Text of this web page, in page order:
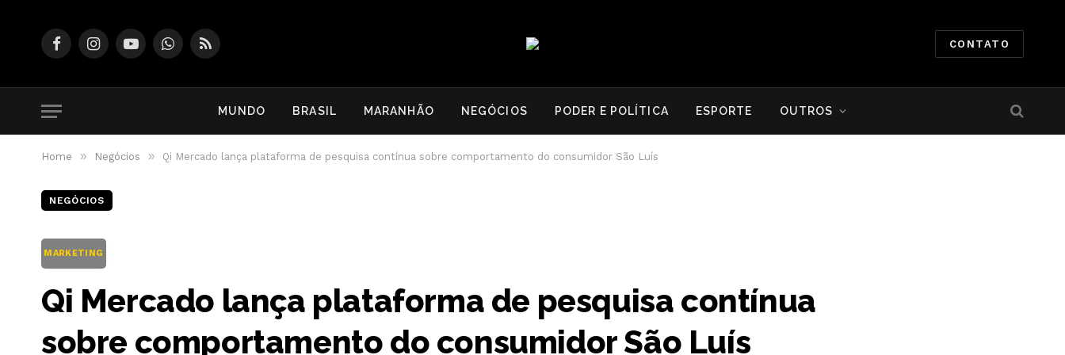
FacebookInstagramYouTubeWhatsApp
RSS
CONTATO
MUNDO BRASIL MARANHÃO NEGÓCIOS PODER E POLÍTICA ESPORTE OUTROS
Home » Negócios » Qi Mercado lança plataforma de pesquisa contínua sobre comportamento do consumidor São Luís
NEGÓCIOS
MARKETING
Qi Mercado lança plataforma de pesquisa contínua
sobre comportamento do consumidor São Luís